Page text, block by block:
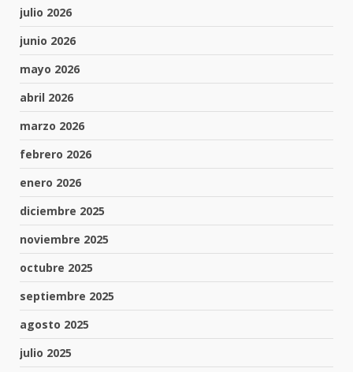
julio 2026
junio 2026
mayo 2026
abril 2026
marzo 2026
febrero 2026
enero 2026
diciembre 2025
noviembre 2025
octubre 2025
septiembre 2025
agosto 2025
julio 2025